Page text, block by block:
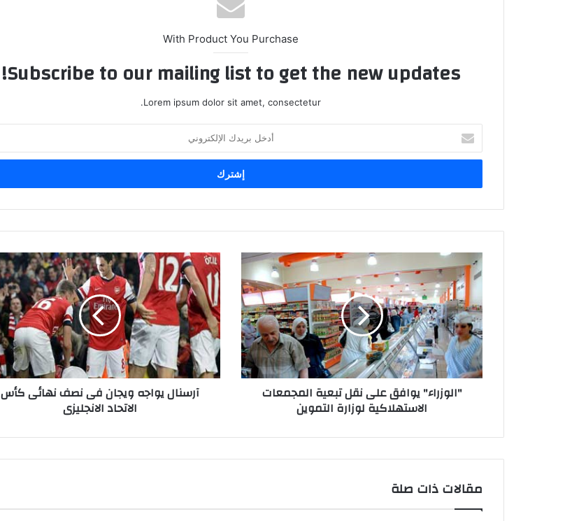
With Product You Purchase
Subscribe to our mailing list to get the new updates!
Lorem ipsum dolor sit amet, consectetur.
بريدك
الإلكتروني
"الوزراء" يوافق على نقل تبعية المجمعات
اﻻستهلاكية لوزارة التموين
آرسنال يواجه ويجان فى نصف نهائى كأس
الاتحاد الانجليزى
مقالات ذات صلة